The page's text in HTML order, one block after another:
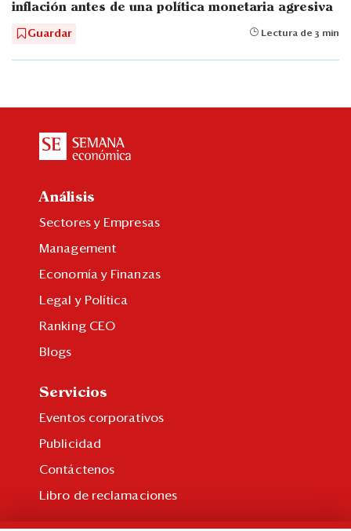
inflación antes de una política monetaria agresiva
Guardar Lectura de 3 min
Análisis
Sectores y Empresas
Management
Economía y Finanzas
Legal y Política
Ranking CEO
Blogs
Servicios
Eventos corporativos
Publicidad
Contáctenos
Libro de reclamaciones